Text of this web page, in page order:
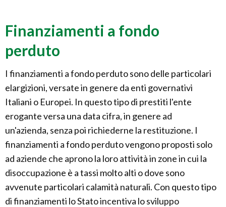
Finanziamenti a fondo
perduto
I finanziamenti a fondo perduto sono delle particolari
elargizioni, versate in genere da enti governativi
Italiani o Europei. In questo tipo di prestiti l'ente
erogante versa una data cifra, in genere ad
un'azienda, senza poi richiederne la restituzione. I
finanziamenti a fondo perduto vengono proposti solo
ad aziende che aprono la loro attività in zone in cui la
disoccupazione è a tassi molto alti o dove sono
avvenute particolari calamità naturali. Con questo tipo
di finanziamenti lo Stato incentiva lo sviluppo